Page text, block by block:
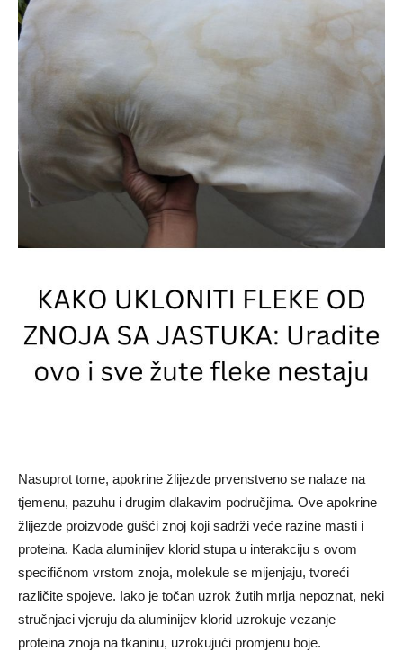
Nasuprot tome, apokrine žlijezde prvenstveno se nalaze na
tjemenu, pazuhu i drugim dlakavim područjima. Ove apokrine
žlijezde proizvode gušći znoj koji sadrži veće razine masti i
proteina. Kada aluminijev klorid stupa u interakciju s ovom
specifičnom vrstom znoja, molekule se mijenjaju, tvoreći
različite spojeve. Iako je točan uzrok žutih mrlja nepoznat, neki
stručnjaci vjeruju da aluminijev klorid uzrokuje vezanje
proteina znoja na tkaninu, uzrokujući promjenu boje.